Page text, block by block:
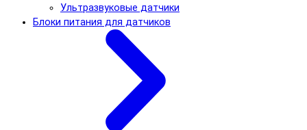
Ультразвуковые датчики
Блоки питания для датчиков